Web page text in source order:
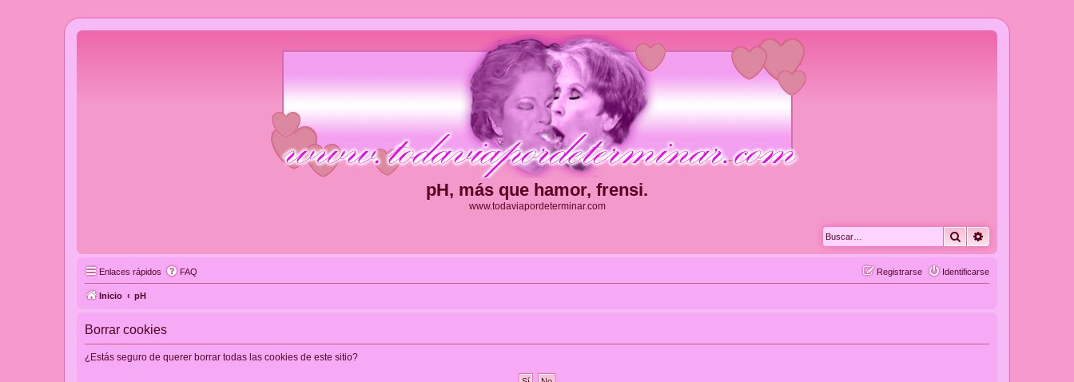
pH, más que hamor, frensi.
www.todaviapordeterminar.com
Buscar
Enlaces rápidos FAQ Identificarse
Registrarse
Inicio pH
Borrar cookies
¿Estás seguro de querer borrar todas las cookies de este sitio?